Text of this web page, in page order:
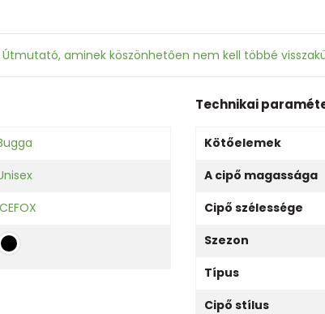
aminek köszönhetően nem kell többé
Technikai
Kötőelemek
A cipő magassága
Cipő szélessége
Szezon
Típus
Cipő stílus